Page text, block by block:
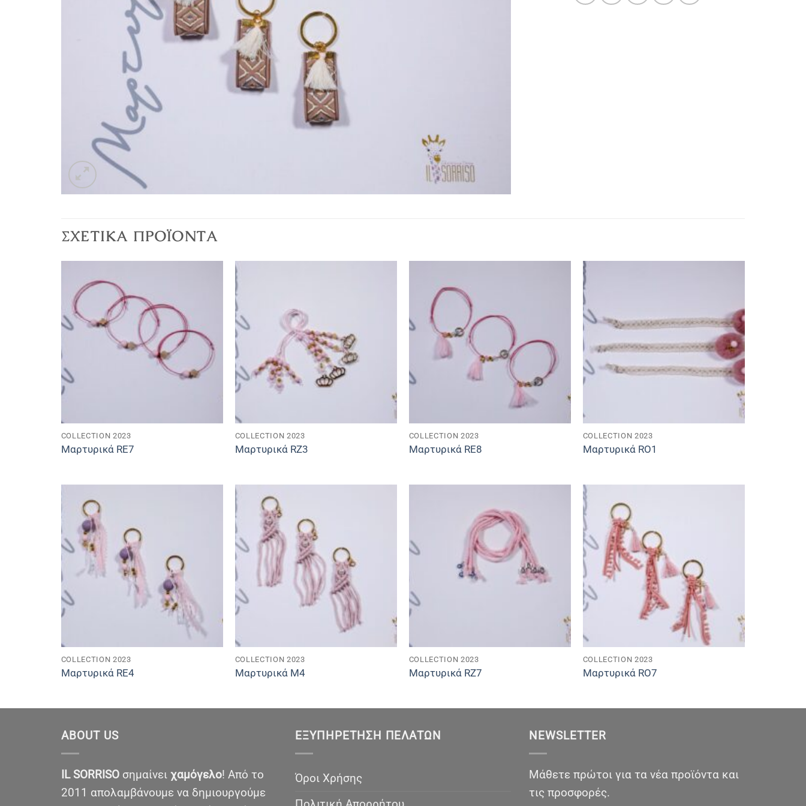
ΣΧΕΤΙΚΆ ΠΡΟΪΌΝΤΑ
COLLECTION 2023
Μαρτυρικά RE7
COLLECTION 2023
Μαρτυρικά RZ3
COLLECTION 2023
Μαρτυρικά RE8
COLLECTION 2023
Μαρτυρικά RO1
COLLECTION 2023
Μαρτυρικά RE4
COLLECTION 2023
Μαρτυρικά Μ4
COLLECTION 2023
Μαρτυρικά RZ7
COLLECTION 2023
Μαρτυρικά RO7
ABOUT US
IL SORRISO σημαίνει χαμόγελο! Από το
2011 απολαμβάνουμε να δημιουργούμε
ΕΞΥΠΗΡΈΤΗΣΗ ΠΕΛΑΤΏΝ
Όροι Χρήσης
NEWSLETTER
Μάθετε πρώτοι για τα νέα προϊόντα και
τις προσφορές.